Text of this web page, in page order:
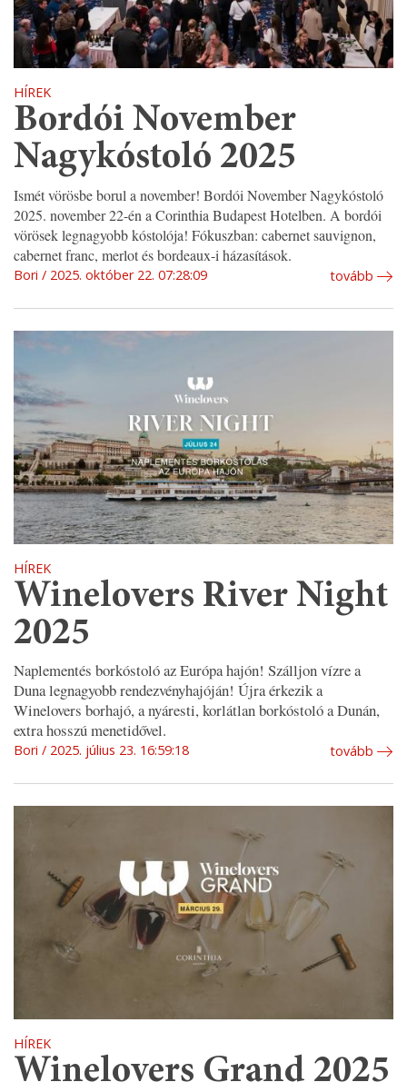
HÍREK
Bordói November
Nagykóstoló 2025
Ismét vörösbe borul a november! Bordói November Nagykóstoló
2025. november 22-én a Corinthia Budapest Hotelben. A bordói
vörösek legnagyobb kóstolója! Fókuszban: cabernet sauvignon,
cabernet franc, merlot és bordeaux-i házasítások.
Bori 2025. október 22. 07:28:09 tovább
HÍREK
Winelovers River Night
2025
Naplementés borkóstoló az Európa hajón! Szálljon vízre a
Duna legnagyobb rendezvényhajóján! Újra érkezik a
Winelovers borhajó, a nyáresti, korlátlan borkóstoló a Dunán,
extra hosszú menetidővel.
Bori 2025. július 23. 16:59:18 tovább
HÍREK
Winelovers Grand 2025